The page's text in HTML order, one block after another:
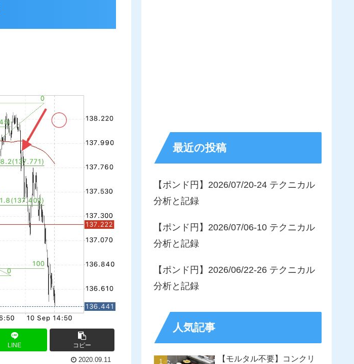
LINE コピー
2020.09.11
最近の投稿
【ポンド円】2026/07/20-24 テクニカル
分析と記録
【ポンド円】2026/07/06-10 テクニカル
分析と記録
【ポンド円】2026/06/22-26 テクニカル
分析と記録
人気記事
【モルタル不要】コンクリ